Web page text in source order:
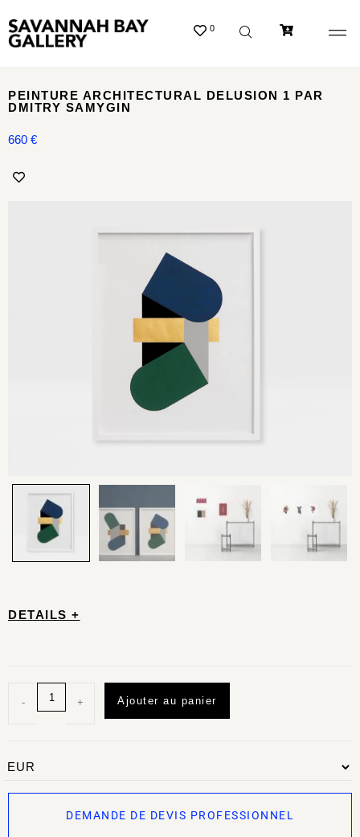
0
DETAILS +
- + Ajouter au panier
DEMANDE DE DEVIS PROFESSIONNEL
PEINTURE ARCHITECTURAL DELUSION 1 PAR
DMITRY SAMYGIN
660 €